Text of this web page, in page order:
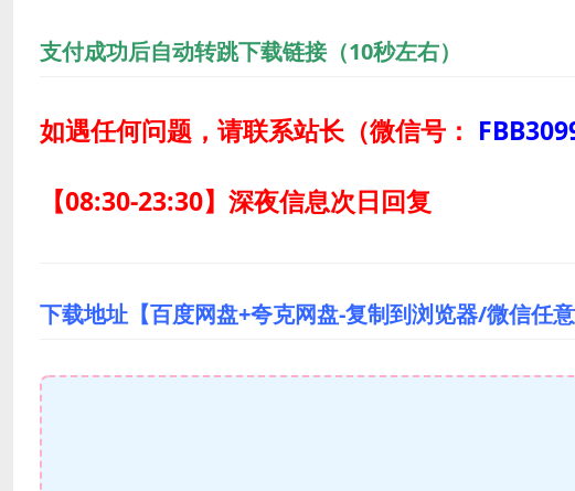
支付成功后自动转跳下载链接（10秒左右）
如遇任何问题，请联系站长（微信号：
【08:30-23:30】深夜信息次日回复
下载地址【百度网盘+夸克网盘-复制到浏览器/微信任意